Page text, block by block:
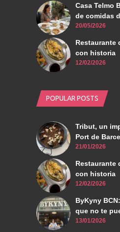
Casa Telmo
de comidas
20/05/2026
Restaurante
con historia
12/02/2026
POPULAR POSTS
Tribut, un
Port de
21/01/2026
Restaurante
con historia
12/02/2026
ByKyny
que no te
13/01/2026